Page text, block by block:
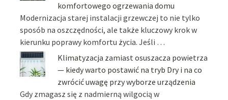
komfortowego ogrzewania domu
Modernizacja starej instalacji grzewczej to nie tylko
sposób na oszczędności, ale także kluczowy krok w
kierunku poprawy komfortu życia. Jeśli …
Klimatyzacja zamiast osuszacza powietrza
— kiedy warto postawić na tryb Dry i na co
zwrócić uwagę przy wyborze urządzenia
Gdy zmagasz się z nadmierną wilgocią w